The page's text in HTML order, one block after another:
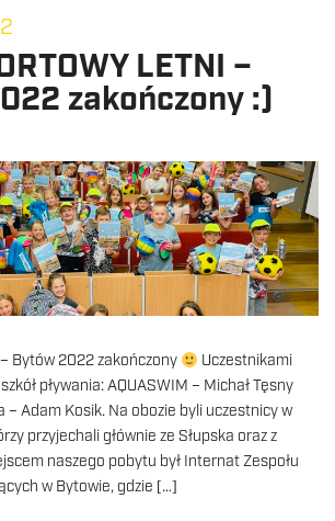
LETNI –
zakończony :)
Bytów 2022 zakończony
Uczestnikami
pływania: AQUASWIM – Michał Tęsny
– Adam Kosik. Na obozie byli uczestnicy w
przyjechali głównie ze Słupska oraz z
naszego pobytu był Internat Zespołu
w Bytowie, gdzie […]